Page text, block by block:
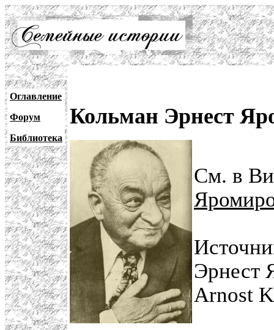
Оглавление
Форум
Библиотека
Кольман Эрнест
См. в
Эрнест
Arnost